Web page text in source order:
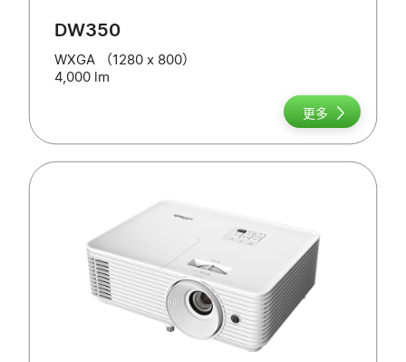
DW350
WXGA （1280 x 800）
4,000 lm
更多